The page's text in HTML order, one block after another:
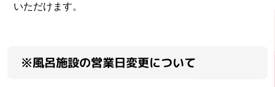
いただけます。
※風呂施設の営業日変更について